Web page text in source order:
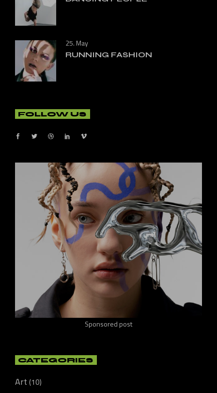
25. May
RUNNING FASHION
FOLLOW US
Sponsored post
CATEGORIES
Art (10)